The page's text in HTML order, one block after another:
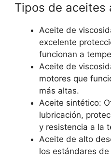
Tipos de aceites
Aceite de
excelente
funcionan a
Aceite de
motores que
más altas.
Aceite sintético:
lubricación,
y resistencia a la
Aceite de alto
los estándares